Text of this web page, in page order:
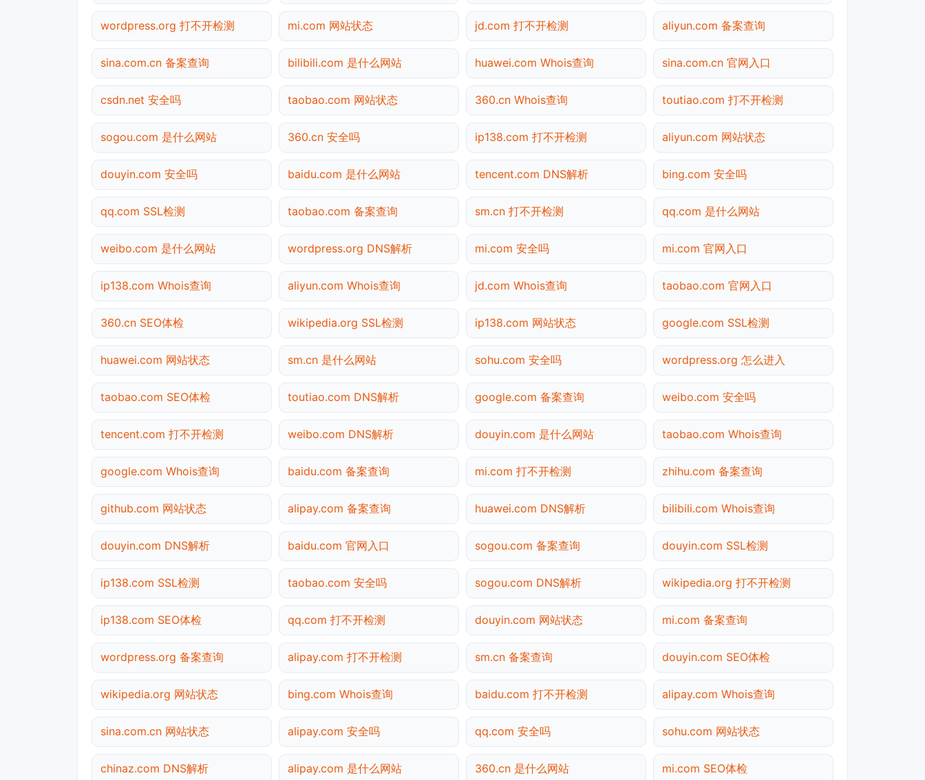
wordpress.org 打不开检测 mi.com 网站状态 jd.com 打不开检测 aliyun.com 备案查询
sina.com.cn 备案查询 bilibili.com 是什么网站 huawei.com Whois查询 sina.com.cn 官网入口
csdn.net 安全吗 taobao.com 网站状态 360.cn Whois查询 toutiao.com 打不开检测
sogou.com 是什么网站 360.cn 安全吗 ip138.com 打不开检测 aliyun.com 网站状态
douyin.com 安全吗 baidu.com 是什么网站 tencent.com DNS解析 bing.com 安全吗
qq.com SSL检测 taobao.com 备案查询 sm.cn 打不开检测 qq.com 是什么网站
weibo.com 是什么网站 wordpress.org DNS解析 mi.com 安全吗 mi.com 官网入口
ip138.com Whois查询 aliyun.com Whois查询 jd.com Whois查询 taobao.com 官网入口
360.cn SEO体检 wikipedia.org SSL检测 ip138.com 网站状态 google.com SSL检测
huawei.com 网站状态 sm.cn 是什么网站 sohu.com 安全吗 wordpress.org 怎么进入
taobao.com SEO体检 toutiao.com DNS解析 google.com 备案查询 weibo.com 安全吗
tencent.com 打不开检测 weibo.com DNS解析 douyin.com 是什么网站 taobao.com Whois查询
google.com Whois查询 baidu.com 备案查询 mi.com 打不开检测 zhihu.com 备案查询
github.com 网站状态 alipay.com 备案查询 huawei.com DNS解析 bilibili.com Whois查询
douyin.com DNS解析 baidu.com 官网入口 sogou.com 备案查询 douyin.com SSL检测
ip138.com SSL检测 taobao.com 安全吗 sogou.com DNS解析 wikipedia.org 打不开检测
ip138.com SEO体检 qq.com 打不开检测 douyin.com 网站状态 mi.com 备案查询
wordpress.org 备案查询 alipay.com 打不开检测 sm.cn 备案查询 douyin.com SEO体检
wikipedia.org 网站状态 bing.com Whois查询 baidu.com 打不开检测 alipay.com Whois查询
sina.com.cn 网站状态 alipay.com 安全吗 qq.com 安全吗 sohu.com 网站状态
chinaz.com DNS解析 alipay.com 是什么网站 360.cn 是什么网站 mi.com SEO体检